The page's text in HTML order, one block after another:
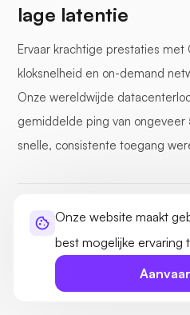
Onze website maakt
best mogelijke ervaring
lage latentie
Ervaar krachtige prestaties met
kloksnelheid en on-demand
Onze wereldwijde
gemiddelde ping van ongeveer
snelle, consistente toegang
CPU's met hoge
30+ wereldwijde
Toegewijde I/O-kanalen